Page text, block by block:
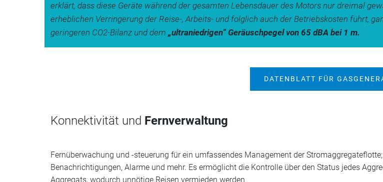
erklärt, dass diese Geräte während der gesamten Lebensdauer des Motors nur dreimal
erheblichen Verringerung der Reise-, Arbeits- und folglich auch der Betriebskosten führt,
geringeren CO2-Bilanz und dem „ultraniedrigen“ Geräuschpegel von 65 dBA bei 1 m.
DATENBLATT FÜR
Konnektivität und Fernverwaltung
Fernüberwachung und -steuerung für ein umfassendes Management der
Benachrichtigungen, Alarme und mehr. Es ermöglicht die Kontrolle über den Status jedes
Aggregats, wodurch unnötige Reisen vermieden werden.